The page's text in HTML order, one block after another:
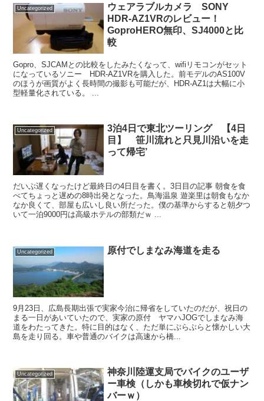
Uncategorized
ウェアラブルカメラ SONY
HDR-AZ1VRのレビュー！
GoproHERO無印、SJ4000と比
較
Gopro、SJCAMとの比較をしたみたくなって、wifiリモコンがセット
になっているソニー HDR-AZ1VRを購入した。前モデルのAS100V
のほうが画質がよく長時間の撮影も可能だが、HDR-AZ1は大幅に小
型軽量化されている。 ...
Uncategorized
3泊4日で東北ツーリング 【4日
目】 笹川流れと只見川沿いを走
って帰宅’
だいぶ遅くなったけど最終日の4日目を書く。3日目の記事 朝食を食
べてちょっと遅めの8時出発となった。鳥海温泉 遊楽里は朝食もなか
なか良くて、部屋も広いし良い所だった。僕の基準からすると朝夕つ
いて一泊9000円は高級ホテルの部類だｗ ...
Uncategorized 原付でしまなみ海道を走る
9月23日、広島長期出張で実家今治に帰省をしていたのだが、祝日の
まる一日があいていたので、実家の原付 ヤマハJOGでしまなみ海
道をわたってきた。特に目的はなく、ただ単にぶらぶらと懐かしい大
島を走り回る。車や普通のバイクは高速から橋...
Uncategorized
神奈川陸運支局でバイクのユーザ
ー車検（しかも車検切れで仮ナン
バーｗ）